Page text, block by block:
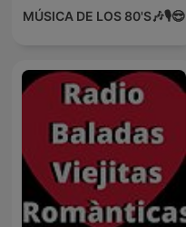
MÚSICA DE LOS 80'S🎶🎙️😎